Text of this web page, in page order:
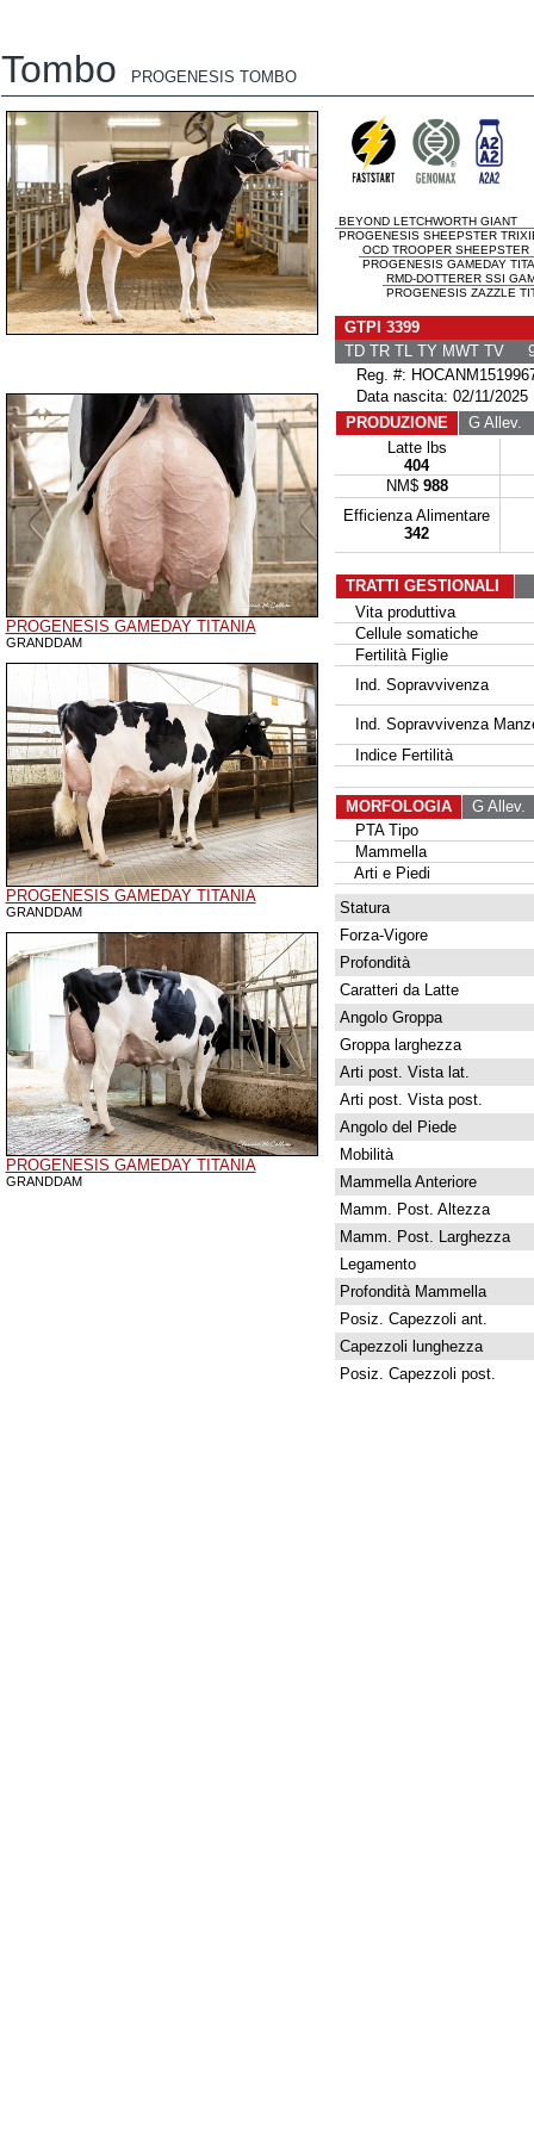
Tombo PROGENESIS TOMBO
PROGENESIS GAMEDAY TITANIA
GRANDDAM
PROGENESIS GAMEDAY TITANIA
GRANDDAM
PROGENESIS GAMEDAY TITANIA
GRANDDAM
BEYOND LETCHWORTH GIANT
PROGENESIS SHEEPSTER
OCD TROOPER SHEEPSTER
PROGENESIS GAMEDAY
RMD-DOTTERER SSI
PROGENESIS ZAZZLE
GTPI 3399
TD TR TL TY MWT TV
Reg. #:
Data nascita: 02/11/2025
PRODUZIONE
G Allev.
Latte lbs
404
NM$ 988
Efficienza Alimentare
342
TRATTI GESTIONALI
Vita produttiva
Cellule somatiche
Fertilità Figlie
Ind. Sopravvivenza
Ind. Sopravvivenza
Indice Fertilità
MORFOLOGIA G Allev.
PTA Tipo
Mammella
Arti e Piedi
Statura
Forza-Vigore
Profondità
Caratteri da Latte
Angolo Groppa
Groppa larghezza
Arti post. Vista lat.
Arti post. Vista post.
Angolo del Piede
Mobilità
Mammella Anteriore
Mamm. Post. Altezza
Mamm. Post. Larghezza
Legamento
Profondità Mammella
Posiz. Capezzoli ant.
Capezzoli lunghezza
Posiz. Capezzoli post.